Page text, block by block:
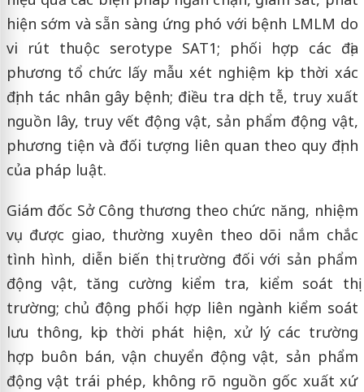
hiện sớm và sẵn sàng ứng phó với bệnh LMLM do
vi rút thuộc serotype SAT1; phối hợp các địa
phương tổ chức lấy mẫu xét nghiệm kịp thời xác
định tác nhân gây bệnh; điều tra dịch tễ, truy xuất
nguồn lây, truy vết động vật, sản phẩm động vật,
phương tiện và đối tượng liên quan theo quy định
của pháp luật.
Giám đốc Sở Công thương theo chức năng, nhiệm
vụ được giao, thường xuyên theo dõi nắm chắc
tình hình, diễn biến thị trường đối với sản phẩm
động vật, tăng cường kiểm tra, kiểm soát thị
trường; chủ động phối hợp liên ngành kiểm soát
lưu thông, kịp thời phát hiện, xử lý các trường
hợp buôn bán, vận chuyển động vật, sản phẩm
động vật trái phép, không rõ nguồn gốc xuất xứ